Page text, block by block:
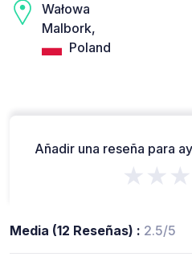
Wałowa
Malbork,
Poland
Añadir una reseña para
Media (12 Reseñas) : 2.5/5